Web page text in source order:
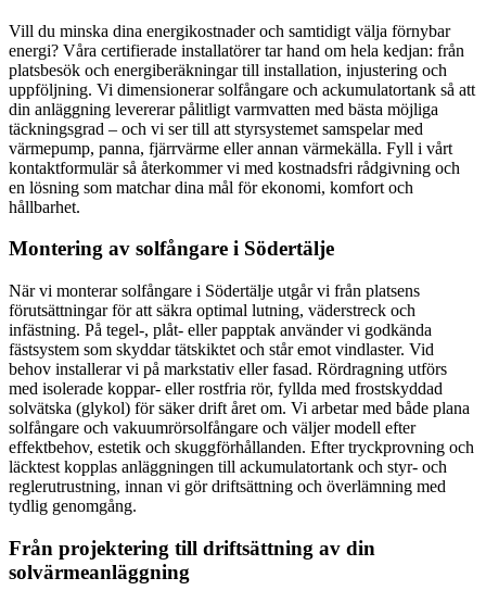
Vill du minska dina energikostnader och samtidigt välja förnybar
energi? Våra certifierade installatörer tar hand om hela kedjan: från
platsbesök och energiberäkningar till installation, injustering och
uppföljning. Vi dimensionerar solfångare och ackumulatortank så att
din anläggning levererar pålitligt varmvatten med bästa möjliga
täckningsgrad – och vi ser till att styrsystemet samspelar med
värmepump, panna, fjärrvärme eller annan värmekälla. Fyll i vårt
kontaktformulär så återkommer vi med kostnadsfri rådgivning och
en lösning som matchar dina mål för ekonomi, komfort och
hållbarhet.
Montering av solfångare i Södertälje
När vi monterar solfångare i Södertälje utgår vi från platsens
förutsättningar för att säkra optimal lutning, väderstreck och
infästning. På tegel-, plåt- eller papptak använder vi godkända
fästsystem som skyddar tätskiktet och står emot vindlaster. Vid
behov installerar vi på markstativ eller fasad. Rördragning utförs
med isolerade koppar- eller rostfria rör, fyllda med frostskyddad
solvätska (glykol) för säker drift året om. Vi arbetar med både plana
solfångare och vakuumrörsolfångare och väljer modell efter
effektbehov, estetik och skuggförhållanden. Efter tryckprovning och
läcktest kopplas anläggningen till ackumulatortank och styr- och
reglerutrustning, innan vi gör driftsättning och överlämning med
tydlig genomgång.
Från projektering till driftsättning av din
solvärmeanläggning